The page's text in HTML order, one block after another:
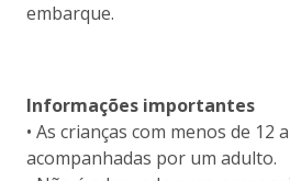
embarque.
Informações importantes
• As crianças com menos de 12
acompanhadas por um adulto.